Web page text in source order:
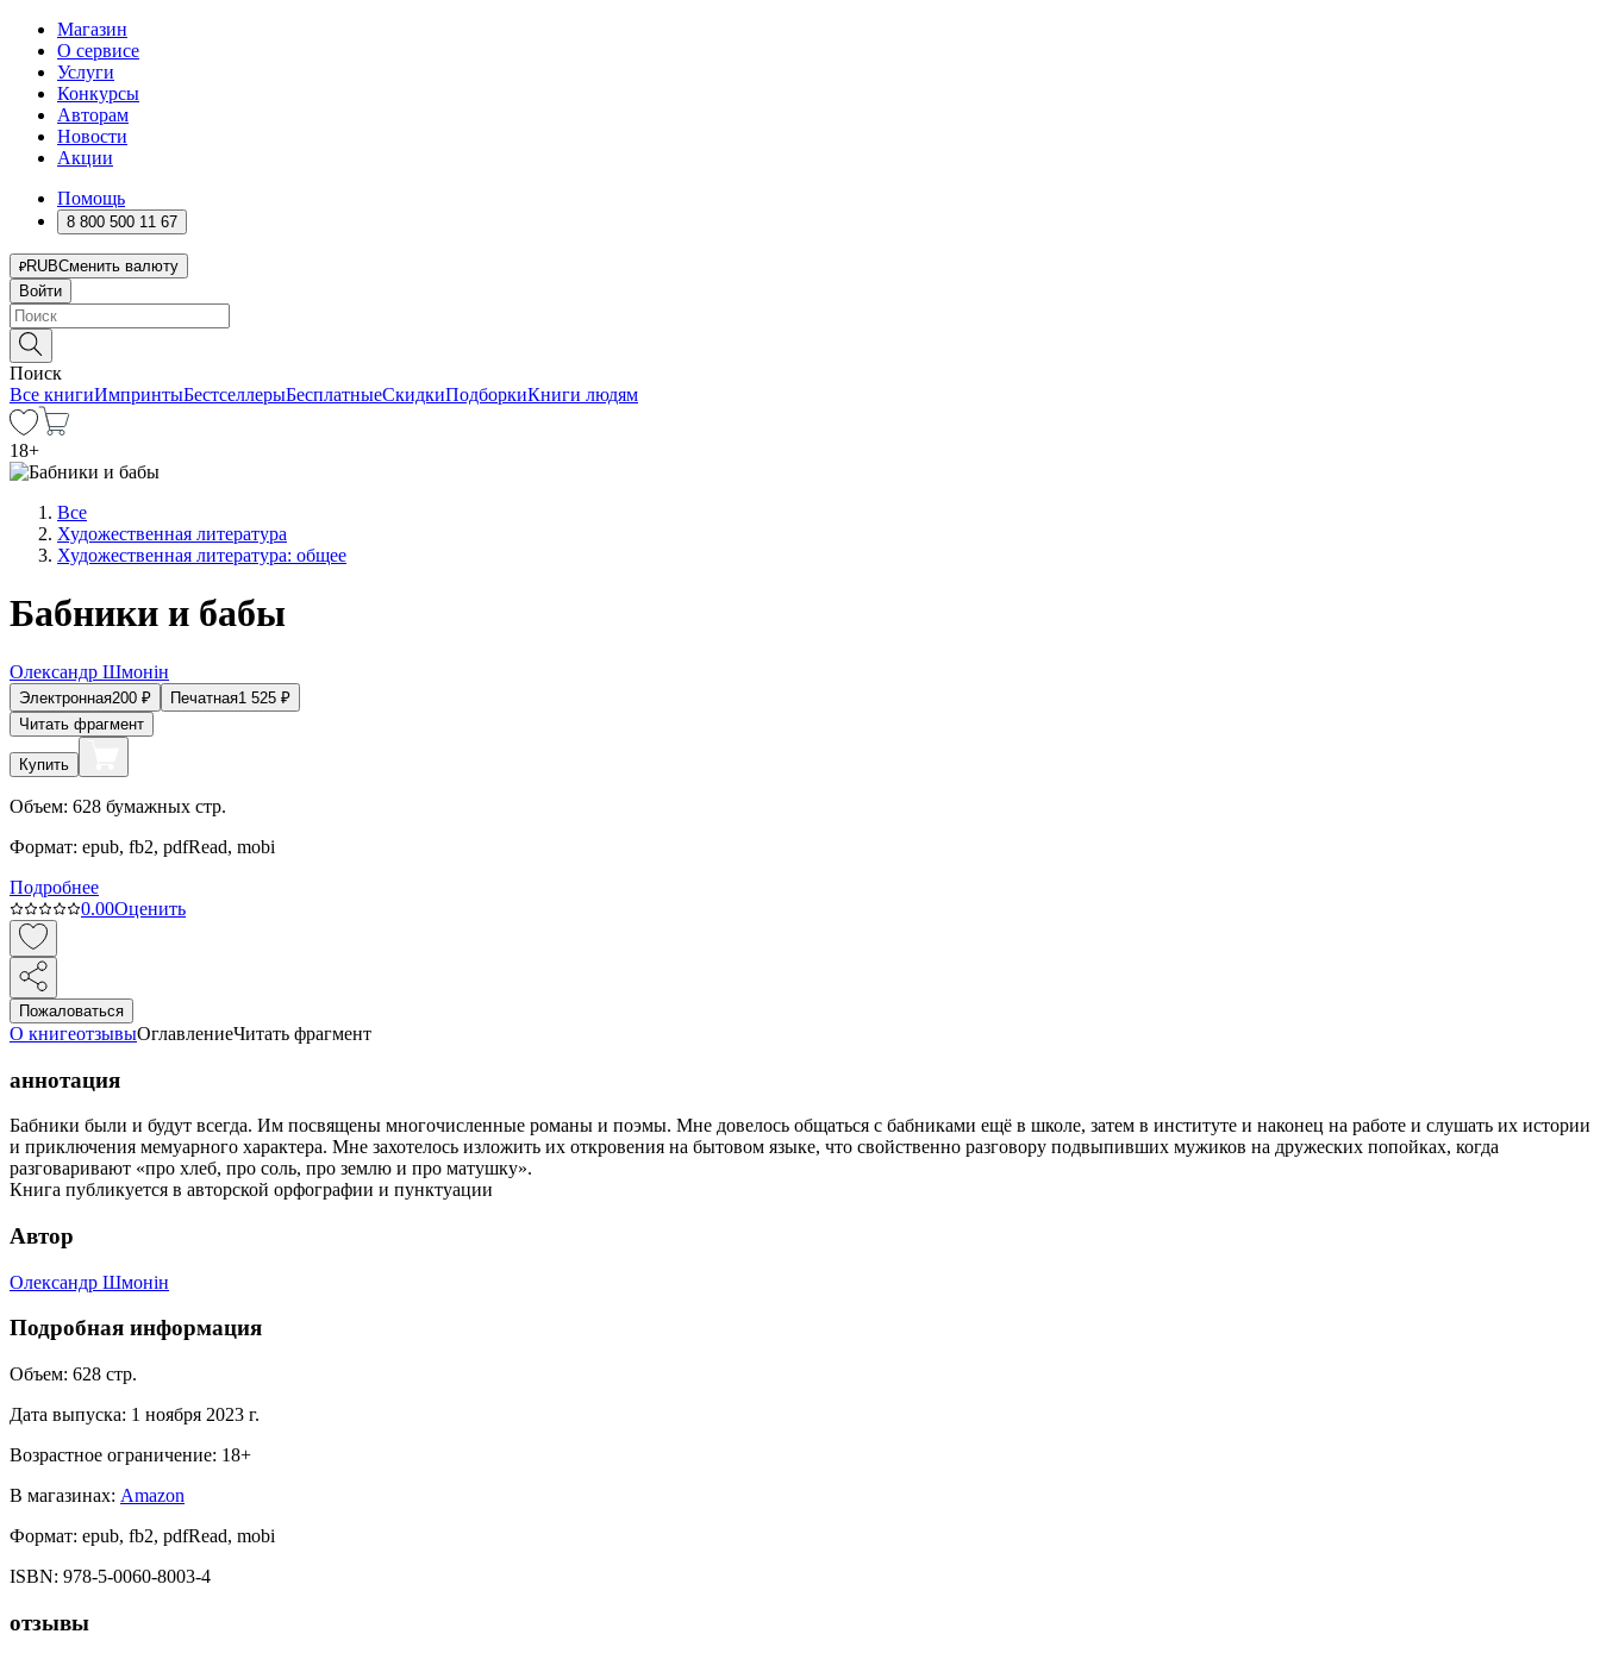
Магазин
О сервисе
Услуги
Конкурсы
Авторам
Новости
Акции
Помощь
8 800 500 11 67
RUBСменить валюту
Войти
Поиск
Все книгиИмпринтыБестселлерыБесплатныеСкидкиПодборкиКниги людям
18+
Все
Художественная литература
Художественная литература: общее
Бабники и бабы
Олександр Шмонiн
Электронная200 ₽ Печатная1 525 ₽
Читать фрагмент
Купить
Объем: 628 бумажных стр.
Формат: epub, fb2, pdfRead, mobi
Подробнее
0.00Оценить
Пожаловаться
О книгеотзывыОглавлениеЧитать фрагмент
аннотация
Бабники были и будут всегда. Им посвящены многочисленные романы и поэмы. Мне довелось общаться с бабниками ещё в школе, затем в институте и наконец на работе и слушать их истории
и приключения мемуарного характера. Мне захотелось изложить их откровения на бытовом языке, что свойственно разговору подвыпивших мужиков на дружеских попойках, когда
разговаривают «про хлеб, про соль, про землю и про матушку».
Книга публикуется в авторской орфографии и пунктуации
Автор
Олександр Шмонiн
Подробная информация
Объем: 628 стр.
Дата выпуска: 1 ноября 2023 г.
Возрастное ограничение: 18+
В магазинах: Amazon
Формат: epub, fb2, pdfRead, mobi
ISBN: 978-5-0060-8003-4
отзывы